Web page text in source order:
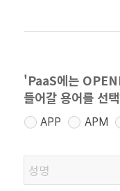
'PaaS에는
들어갈 용어를 선
APP APM